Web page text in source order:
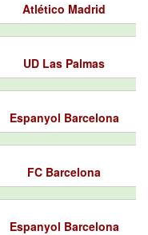
Atlético Madrid
UD Las Palmas
Espanyol Barcelona
FC Barcelona
Espanyol Barcelona